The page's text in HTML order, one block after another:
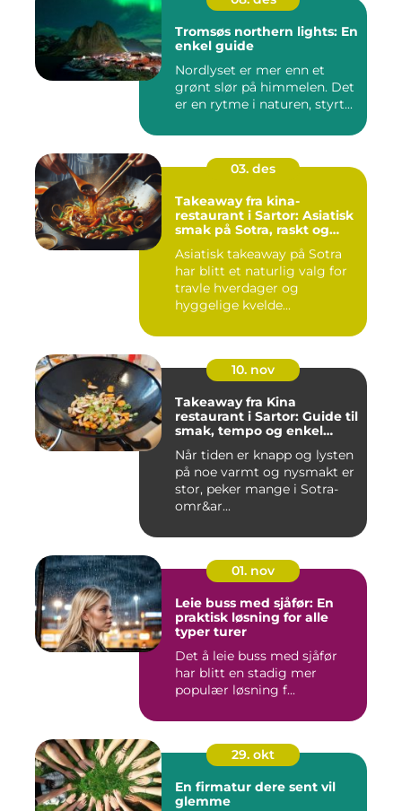
Tromsøs northern lights: En
enkel guide
Nordlyset er mer enn et
grønt slør på himmelen. Det
er en rytme i naturen, styrt...
03. des
Takeaway fra kina-
restaurant i Sartor: Asiatisk
smak på Sotra, raskt og
Asiatisk takeaway på Sotra
har blitt et naturlig valg for
travle hverdager og
hyggelige kvelde...
10. nov
Takeaway fra Kina
restaurant i Sartor: Guide til
smak, tempo og enkel
Når tiden er knapp og lysten
på noe varmt og nysmakt er
stor, peker mange i Sotra-
omr&ar...
01. nov
Leie buss med sjåfør: En
praktisk løsning for alle
typer turer
Det å leie buss med sjåfør
har blitt en stadig mer
populær løsning f...
29. okt
En firmatur dere sent vil
glemme